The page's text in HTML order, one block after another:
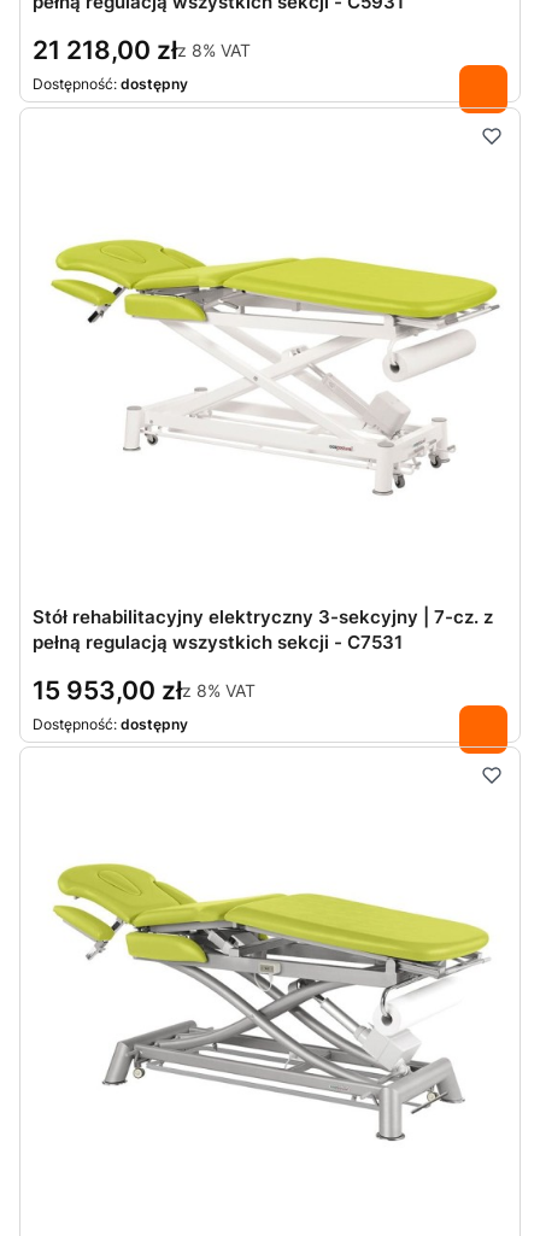
21 218,00 złz 8% VAT
Dostępność: dostępny
Stół rehabilitacyjny elektryczny 3-sekcyjny | 7-cz. z
pełną regulacją wszystkich sekcji - C7531
15 953,00 złz 8% VAT
Dostępność: dostępny